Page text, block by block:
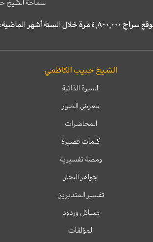
سماحة الشّيخ
في نتائج البحث في محركات البحث٢٢,٢٩٠,٠٠٠ مرّة.
الشيخ حبيب الكاظمي
السيرة الذاتية
معرض الصور
المحاضرات
كلمات قصيرة
ومضة تفسيرية
جواهر البحار
تفسير المتدبرين
مسائل وردود
المؤلفات